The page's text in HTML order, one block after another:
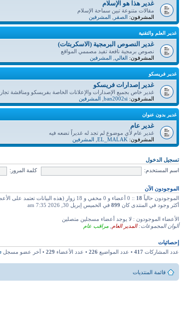
غدير هذا هو الإسلام
مقالات متنوعة تبين سماحة الإسلام
المشرفون: الصقر المشرفين
غدير العلم والتقنية
غدير النصوص البرمجية (الاسكربتات)
نصوص برمجية نافعة تفيد مصممي المواقع
المشرفون: الغالي المشرفين
غدير فريسكو
غدير إصدارات فريسكو
غدير خاص بجميع الإصدارات والإعلانات الخاصة بفريسكو ومناقشة
المشرفون: ban2002si المشرفين
غدير بدون عنوان
غدير عام
غدير عام لأي موضوع لم تجد له غديراً تضعه فيه
المشرفون: EL_MALAK المشرفين
تسجيل الدخول
اسم المستخدم: كلمة المرور:
الموجودون الآن
الموجودون حالياً 18 :: 0 أعضاء و 0 مخفي و 18 زوار (هذه البيانات تعتمد على الأعضاء النشيطين خلال دقائق 5 ماضية)
أكثر وجود في المنتدى كان 899 في الخميس إبريل 30, 2026 7:35 am
الأعضاء الموجودون : لا يوجد أعضاء مسجلين متصلين
ألوان المجموعات:المدير العام مراقب عام
إحصائيات
عدد المشاركات 417 • عدد المواضيع 226 • عدد الأعضاء 229 • آخر عضو مسجل
قائمة المنتديات